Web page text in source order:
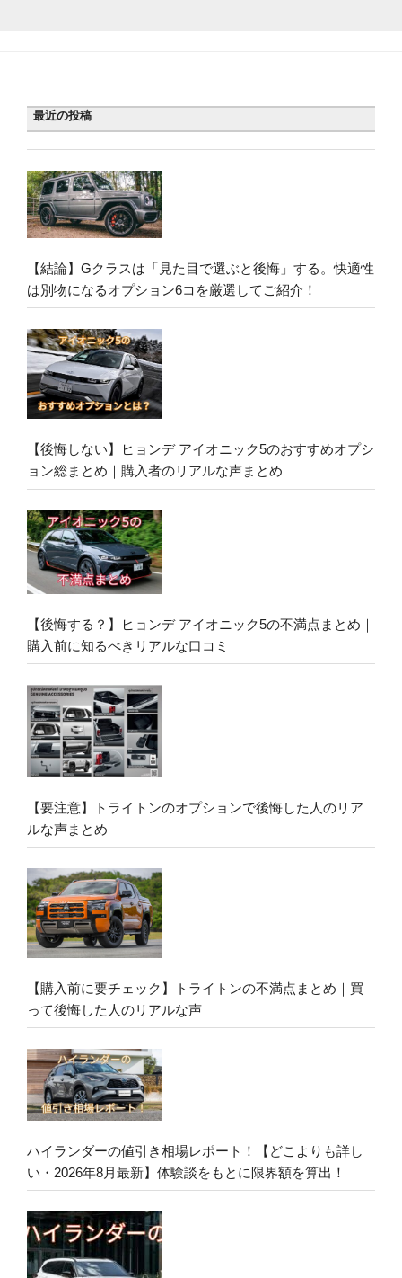
最近の投稿
【結論】Gクラスは「見た目で選ぶと後悔」する。快適性
は別物になるオプション6コを厳選してご紹介！
【後悔しない】ヒョンデ アイオニック5のおすすめオプシ
ョン総まとめ｜購入者のリアルな声まとめ
【後悔する？】ヒョンデ アイオニック5の不満点まとめ｜
購入前に知るべきリアルな口コミ
【要注意】トライトンのオプションで後悔した人のリア
ルな声まとめ
【購入前に要チェック】トライトンの不満点まとめ｜買
って後悔した人のリアルな声
ハイランダーの値引き相場レポート！【どこよりも詳し
い・2026年8月最新】体験談をもとに限界額を算出！